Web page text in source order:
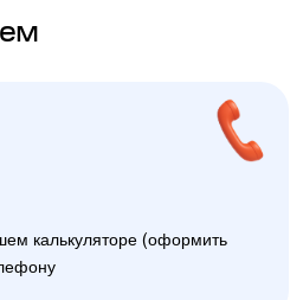
калькуляторе (оформить